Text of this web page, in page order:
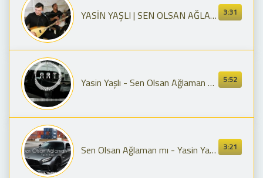
3:31
YASİN YAŞLI | SEN OLSAN AĞLAMAN MI | KUTLUDÜĞÜN KÖY MUHABBETİ | 4K 2023 #record
5:52
Yasin Yaşlı - Sen Olsan Ağlaman mı (MMT Müzik Remix)
3:21
Sen Olsan Ağlaman mı - Yasin Yaşlı ( Halil Yıldırım Remix )